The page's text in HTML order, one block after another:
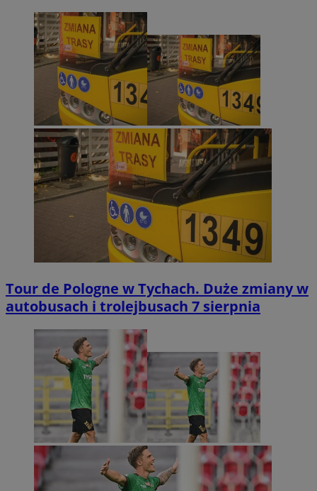
Tour de Pologne w Tychach. Duże zmiany w
autobusach i trolejbusach 7 sierpnia